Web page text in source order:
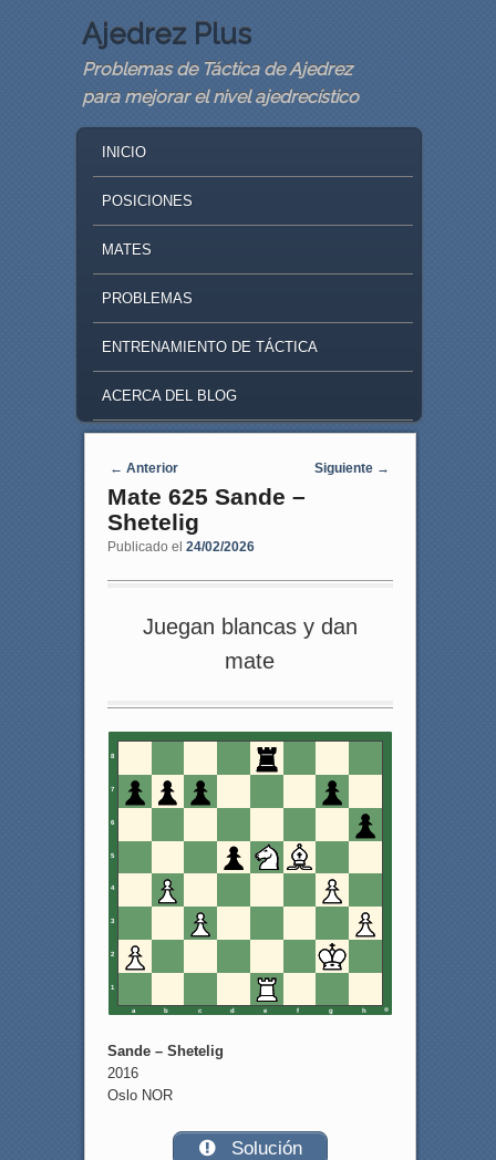
Ajedrez Plus
Problemas de Táctica de Ajedrez
para mejorar el nivel ajedrecístico
SKIP TO PRIMARY CONTENT
SKIP TO SECONDARY CONTENT
INICIO
POSICIONES
MATES
PROBLEMAS
ENTRENAMIENTO DE TÁCTICA
ACERCA DEL BLOG
Navegaci�n de entradas
← Anterior Siguiente →
Mate 625 Sande –
Shetelig
Publicado el 24/02/2026
Juegan blancas y dan
mate
8
7
6
5
4
3
2
1
a b c d e f g h
Sande – Shetelig
2016
Oslo NOR
Solución